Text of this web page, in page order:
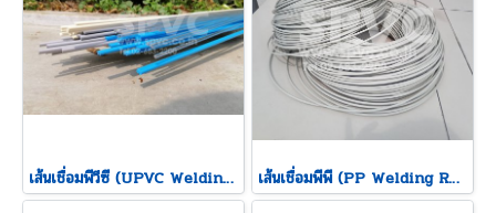
เส้นเชื่อมพีวีซี (UPVC Welding Rod) เส้นเชื่อมพีพี (PP Welding Rod)